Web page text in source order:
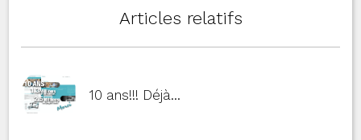
Articles relatifs
10 ans!!! Déjà…